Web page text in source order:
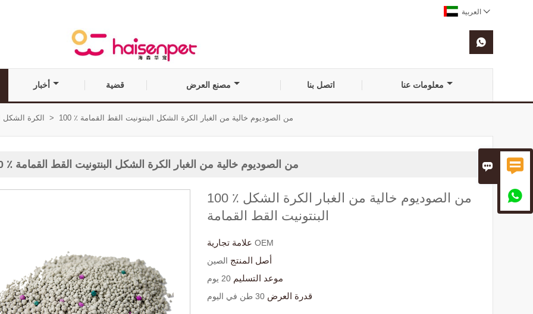
 

العربية 

أخبار قضية مصنع العرض اتصل بنا معلومات عنا
الكرة الشكل > 100 ٪ من الصوديوم خالية من الغبار الكرة الشكل البنتونيت القط القمامة
100 ٪ من الصوديوم خالية من الغبار الكرة الشكل البنتونيت القط القمامة
100 ٪ من الصوديوم خالية من الغبار الكرة الشكل
البنتونيت القط القمامة
OEM
أصل المنتج الصين
موعد التسليم20 يوم
قدرة العرض30 طن في اليوم